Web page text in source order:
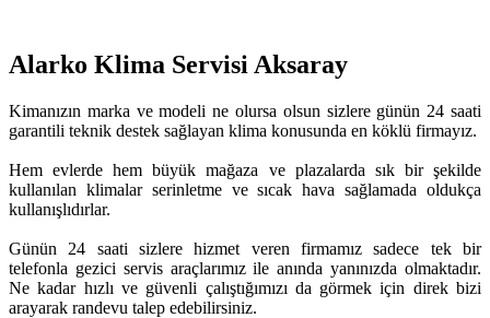
Alarko Klima Servisi Aksaray
Kimanızın marka ve modeli ne olursa olsun sizlere günün 24 saati
garantili teknik destek sağlayan klima konusunda en köklü firmayız.
Hem evlerde hem büyük mağaza ve plazalarda sık bir şekilde
kullanılan klimalar serinletme ve sıcak hava sağlamada oldukça
kullanışlıdırlar.
Günün 24 saati sizlere hizmet veren firmamız sadece tek bir
telefonla gezici servis araçlarımız ile anında yanınızda olmaktadır.
Ne kadar hızlı ve güvenli çalıştığımızı da görmek için direk bizi
arayarak randevu talep edebilirsiniz.